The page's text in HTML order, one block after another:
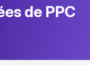
de PPC